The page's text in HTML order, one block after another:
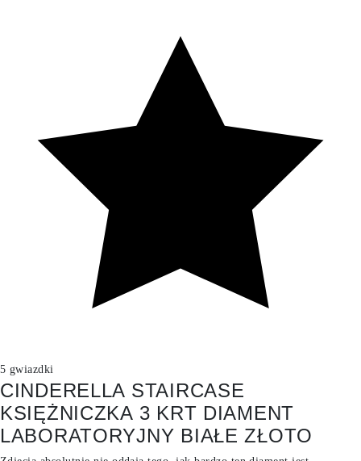
5 gwiazdki
CINDERELLA STAIRCASE
KSIĘŻNICZKA 3 KRT DIAMENT
LABORATORYJNY BIAŁE ZŁOTO